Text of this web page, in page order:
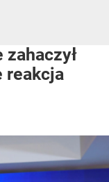
zahaczył
reakcja